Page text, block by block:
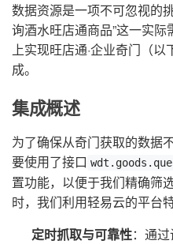
数据资源是一项不可忽视的
询酒水旺店通商品”这一实
上实现旺店通·企业奇门（以
成。
集成概述
为了确保从奇门获取的数据
要使用了接口
置功能，以便于我们精确筛
时，我们利用轻易云的平台
定时抓取与可靠性：通